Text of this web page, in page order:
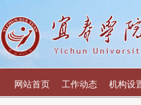
网站首页 工作动态 机构设